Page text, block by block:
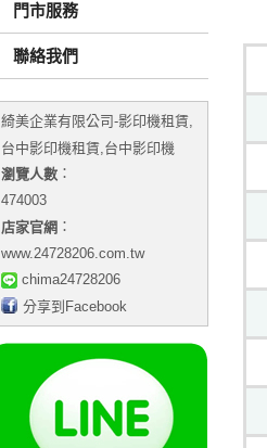
門市服務
聯絡我們
綺美企業有限公司-影印機租賃,
台中影印機租賃,台中影印機
瀏覽人數 ：
474003
店家官網 ：
www.24728206.com.tw
chima24728206
分享到Facebook